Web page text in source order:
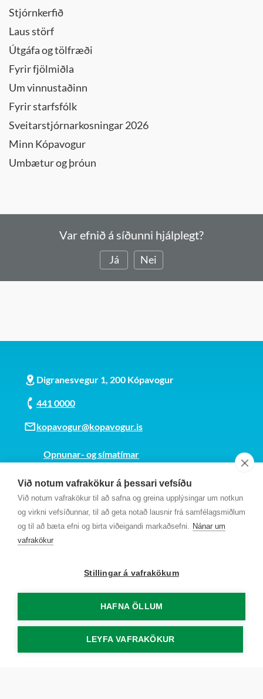
Við notum vafrakökur á þessari vefsíðu
Við notum vafrakökur til að safna og greina upplýsingar um notkun
og virkni vefsíðunnar, til að geta notað lausnir frá samfélagsmiðlum
og til að bæta efni og birta viðeigandi markaðsefni. Nánar um
vafrakökur
Stillingar á vafrakökum
HAFNA ÖLLUM
LEYFA VAFRAKÖKUR
Stjórnkerfið
Laus störf
Útgáfa og tölfræði
Fyrir fjölmiðla
Um vinnustaðinn
Fyrir starfsfólk
Sveitarstjórnarkosningar 2026
Minn Kópavogur
Umbætur og þróun
Var efnið á síðunni hjálplegt?
Já Nei
Digranesvegur 1, 200 Kópavogur
441 0000
kopavogur@kopavogur.is
Opnunar- og símatímar
Kt. 700169-3759
Fundarmannagátt